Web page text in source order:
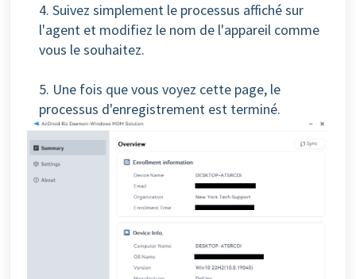
4. Suivez simplement le processus affiché sur
l'agent et modifiez le nom de l'appareil comme
vous le souhaitez.
5. Une fois que vous voyez cette page, le
processus d'enregistrement est terminé.